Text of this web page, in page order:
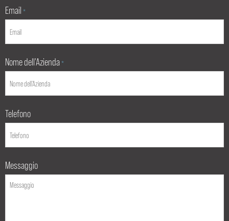
Email *
Nome dell'Azienda *
Telefono
Messaggio